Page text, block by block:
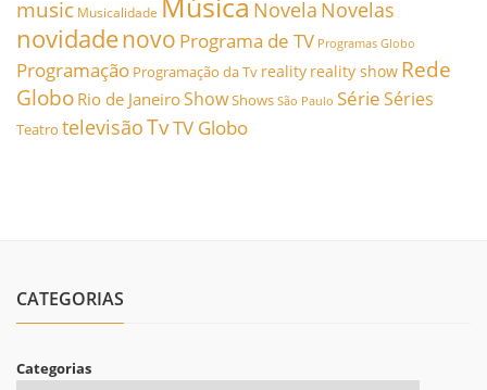
music Musicalidade Novela Novelas
novidadenovo Programa de TV Programas Globo
Programação Programação da Tv reality reality show Rede
Globo Rio de JaneiroShowShows São Paulo SérieSéries
Teatro televisãoTvTV Globo
CATEGORIAS
Categorias